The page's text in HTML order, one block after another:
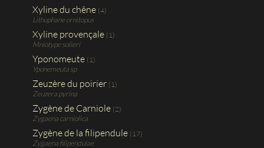
Xyline du chêne (4)
Lithophane ornitopus
Xyline provençale (1)
Mniotype solieri
Yponomeute (1)
Yponemeuta sp
Zeuzère du poirier (1)
Zeuzera pyrina
Zygène de Carniole (2)
Zygaena carniolica
Zygène de la filipendule (17)
Zygaena filipendulae